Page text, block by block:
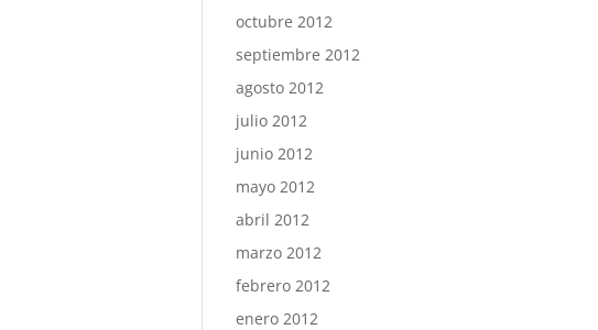
octubre 2012
septiembre 2012
agosto 2012
julio 2012
junio 2012
mayo 2012
abril 2012
marzo 2012
febrero 2012
enero 2012